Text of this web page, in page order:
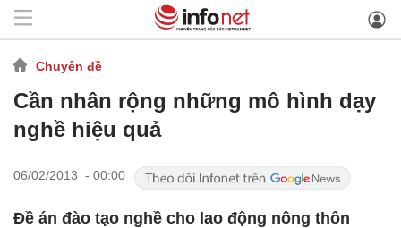
Chuyên đề
Cần nhân rộng những mô hình dạy
nghề hiệu quả
06/02/2013 - 00:00
Đề án đào tạo nghề cho lao động nông thôn